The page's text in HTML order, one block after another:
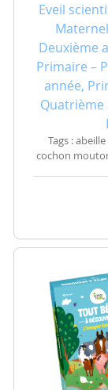
Eveil
Deuxième
Primaire –
année,
Quatrième
Tags :
cochon